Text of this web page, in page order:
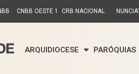
CNBB OESTE 1 CRB NACIONAL
ARQUIDIOCESE PARÓQUIAS